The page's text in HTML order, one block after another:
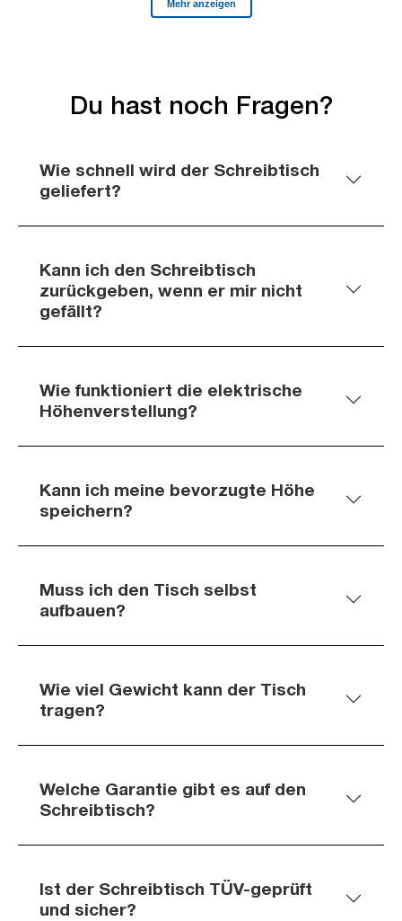
Du hast noch Fragen?
Wie schnell wird der Schreibtisch
geliefert?
Kann ich den Schreibtisch
zurückgeben, wenn er mir nicht
gefällt?
Wie funktioniert die elektrische
Höhenverstellung?
Kann ich meine bevorzugte Höhe
speichern?
Muss ich den Tisch selbst
aufbauen?
Wie viel Gewicht kann der Tisch
tragen?
Welche Garantie gibt es auf den
Schreibtisch?
Ist der Schreibtisch TÜV-geprüft
und sicher?